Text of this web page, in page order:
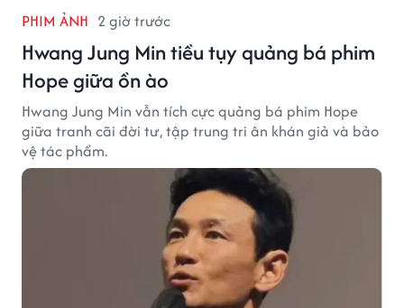
PHIM ẢNH 2 giờ trước
Hwang Jung Min tiều tụy quảng bá phim
Hope giữa ồn ào
Hwang Jung Min vẫn tích cực quảng bá phim Hope
giữa tranh cãi đời tư, tập trung tri ân khán giả và bảo
vệ tác phẩm.